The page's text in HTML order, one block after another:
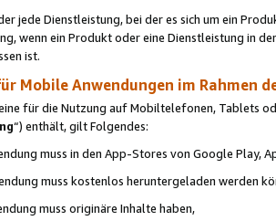
jede Dienstleistung, bei der es sich um ein
wenn ein Produkt oder eine Dienstleistung in
ist.
Mobile Anwendungen im Rahmen
für die Nutzung auf Mobiltelefonen, Tablets
“) enthält, gilt Folgendes:
muss in den App-Stores von Google Play,
muss kostenlos heruntergeladen werden
muss originäre Inhalte haben,